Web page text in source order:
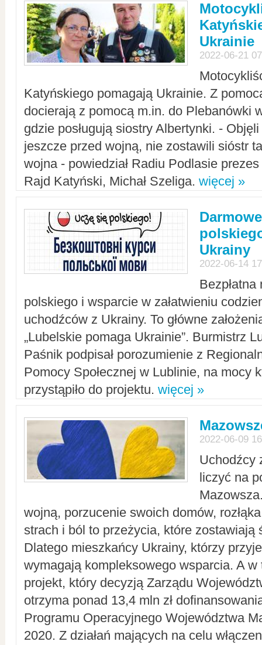
Ukrainie
2022-06-21
Katyńskiego pomagają Ukrainie. Z
docierają z pomocą m.in. do Plebanówki
gdzie posługują siostry Albertynki. -
jeszcze przed wojną, nie zostawili sióstr
wojna - powiedział Radiu Podlasie
Rajd Katyński, Michał Szeliga. więcej »
Ukrainy
2022-06-14
polskiego i wsparcie w załatwieniu
uchodźców z Ukrainy. To główne
„Lubelskie pomaga Ukrainie”. Burmistrz
Paśnik podpisał porozumienie z
Pomocy Społecznej w Lublinie, na mocy
przystąpiło do projektu. więcej »
2022-06-09
Uchodźcy
liczyć na
wojną, porzucenie swoich domów,
strach i ból to przeżycia, które zostawiają
Dlatego mieszkańcy Ukrainy, którzy
wymagają kompleksowego wsparcia. A w
projekt, który decyzją Zarządu
otrzyma ponad 13,4 mln zł
Programu Operacyjnego Województwa
2020. Z działań mających na celu